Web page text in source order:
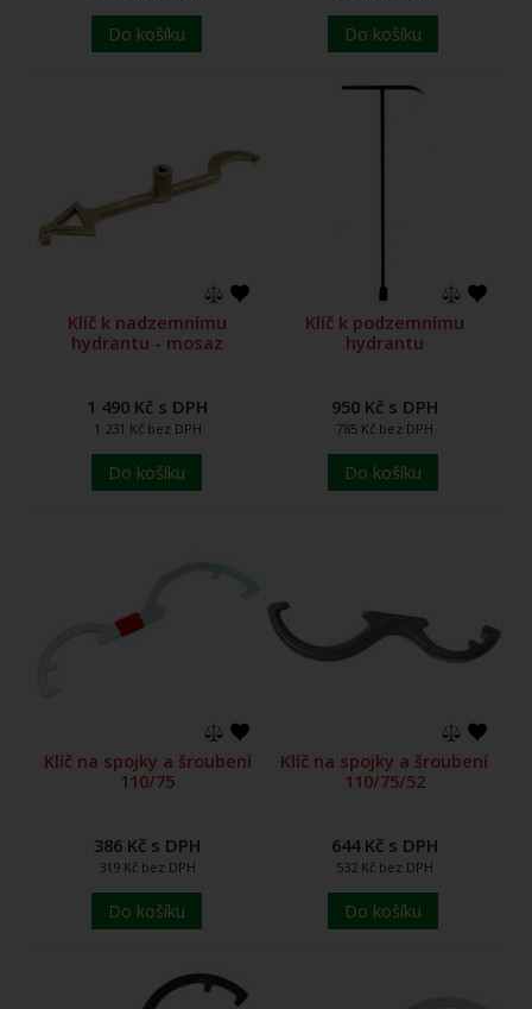
Do košíku Do košíku
Klíč k nadzemnímu
hydrantu - mosaz
1 490 Kč s DPH
1 231 Kč bez DPH
Do košíku
Klíč k podzemnímu
hydrantu
950 Kč s DPH
785 Kč bez DPH
Do košíku
Klíč na spojky a šroubení
110/75
386 Kč s DPH
319 Kč bez DPH
Do košíku
Klíč na spojky a šroubení
110/75/52
644 Kč s DPH
532 Kč bez DPH
Do košíku